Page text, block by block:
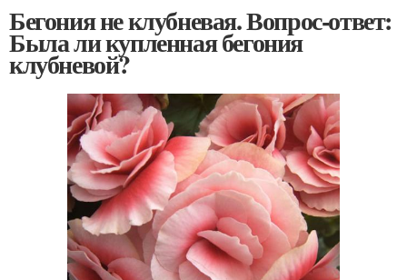
Бегония не клубневая. Вопрос-ответ:
Была ли купленная бегония
клубневой?